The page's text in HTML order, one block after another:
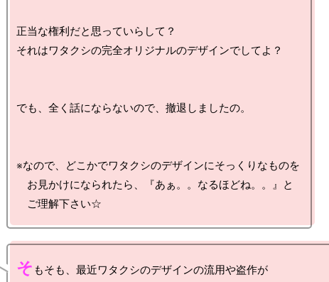
正当な権利だと思っていらして？
それはワタクシの完全オリジナルのデザインでしてよ？
でも、全く話にならないので、撤退しましたの。
※なので、どこかでワタクシのデザインにそっくりなものを
お見かけになられたら、『あぁ。。なるほどね。。』と
そ もそも、最近ワタクシのデザインの流用や盗作が